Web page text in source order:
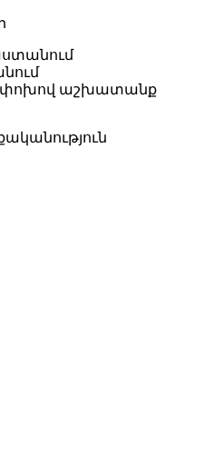
աշխատանք